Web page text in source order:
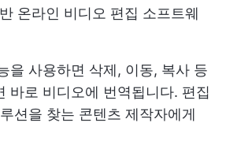
온라인 비디오 편집 소프트웨
을 사용하면 삭제, 이동, 복사 등
바로 비디오에 번역됩니다. 편집
션을 찾는 콘텐츠 제작자에게